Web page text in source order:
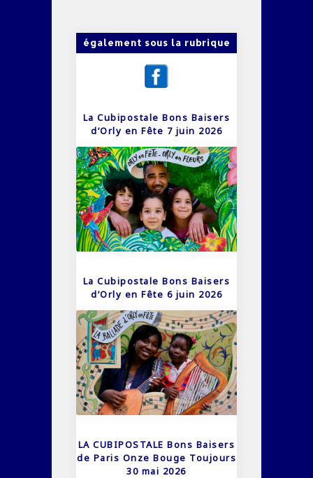
également sous la rubrique
La Cubipostale Bons Baisers
d’Orly en Fête 7 juin 2026
La Cubipostale Bons Baisers
d’Orly en Fête 6 juin 2026
LA CUBIPOSTALE Bons Baisers
de Paris Onze Bouge Toujours
30 mai 2026